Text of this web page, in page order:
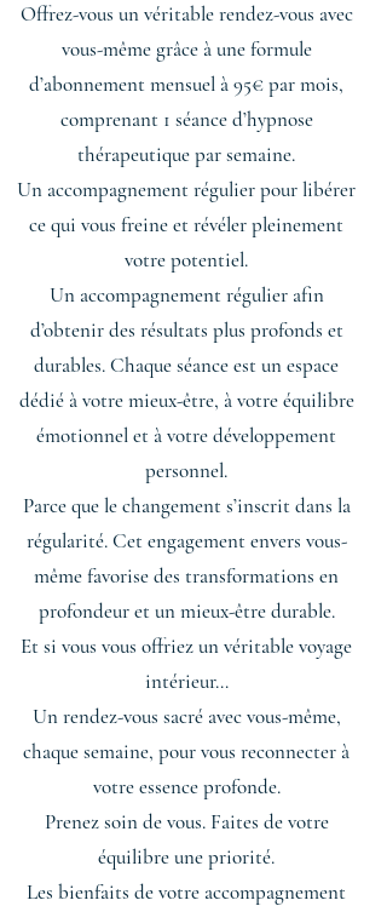
Offrez-vous un véritable rendez-vous avec
vous-même grâce à une formule
d’abonnement mensuel à 95€ par mois,
comprenant 1 séance d’hypnose
thérapeutique par semaine.
Un accompagnement régulier pour libérer
ce qui vous freine et révéler pleinement
votre potentiel.
Un accompagnement régulier afin
d’obtenir des résultats plus profonds et
durables. Chaque séance est un espace
dédié à votre mieux-être, à votre équilibre
émotionnel et à votre développement
personnel.
Parce que le changement s’inscrit dans la
régularité. Cet engagement envers vous-
même favorise des transformations en
profondeur et un mieux-être durable.
Et si vous vous offriez un véritable voyage
intérieur…
Un rendez-vous sacré avec vous-même,
chaque semaine, pour vous reconnecter à
votre essence profonde.
Prenez soin de vous. Faites de votre
équilibre une priorité.
Les bienfaits de votre accompagnement